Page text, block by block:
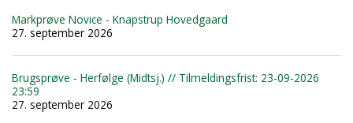
Markprøve Novice - Knapstrup Hovedgaard
27. september 2026
Brugsprøve - Herfølge (Midtsj.) // Tilmeldingsfrist: 23-09-2026
23:59
27. september 2026